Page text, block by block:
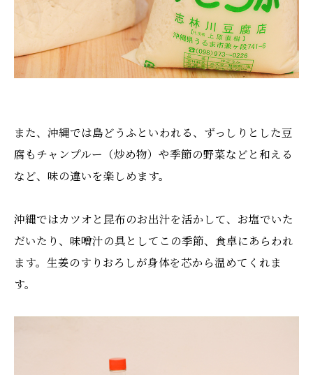
また、沖縄では島どうふといわれる、ずっしりとした豆
腐もチャンプルー（炒め物）や季節の野菜などと和える
など、味の違いを楽しめます。
沖縄ではカツオと昆布のお出汁を活かして、お塩でいた
だいたり、味噌汁の具としてこの季節、食卓にあらわれ
ます。生姜のすりおろしが身体を芯から温めてくれま
す。